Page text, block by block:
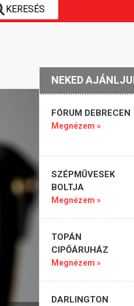
NEKED
FÓRUM DEBRECEN
Megnézem »
SZÉPMŰVESEK
BOLTJA
Megnézem »
TOPÁN
CIPŐÁRUHÁZ
Megnézem »
DARLINGTON